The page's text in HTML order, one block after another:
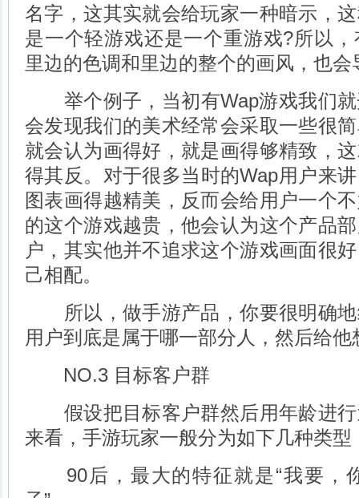
名字，这其实就会给玩家一种暗示，
是一个轻游戏还是一个重游戏?所以
里边的色调和里边的整个的画风，也
举个例子，当初有Wap游戏我们就
会发现我们的美术经常会采取一些很
就会认为画得好，就是画得够精致，
得其反。对于很多当时的Wap用户来
图表画得越精美，反而会给用户一个
的这个游戏越贵，他会认为这个产品
户，其实他并不追求这个游戏画面很
己相配。
所以，做手游产品，你要很明确地
用户到底是属于哪一部分人，然后给
NO.3 目标客户群
假设把目标客户群然后用年龄进行
来看，手游玩家一般分为如下几种类型
90后，最大的特征就是“我要，